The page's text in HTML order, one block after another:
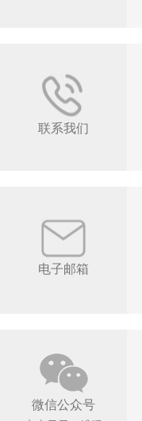
联系我们
电子邮箱
微信公众号